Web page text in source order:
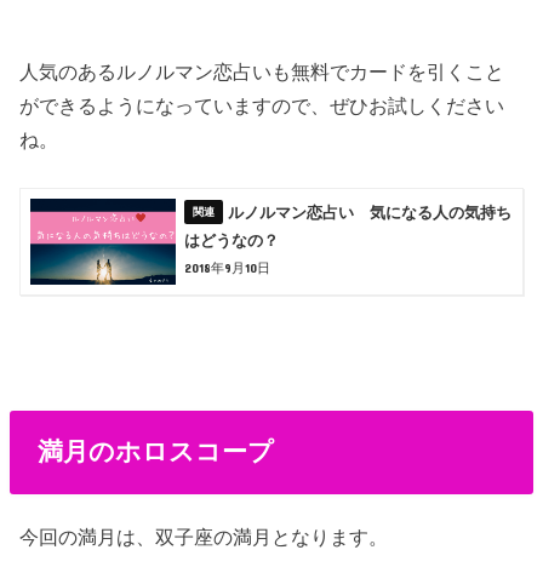
人気のあるルノルマン恋占いも無料でカードを引くこと
ができるようになっていますので、ぜひお試しください
ね。
ルノルマン恋占い 気になる人の気持ち
はどうなの？
2018年9月10日
満月のホロスコープ
今回の満月は、双子座の満月となります。